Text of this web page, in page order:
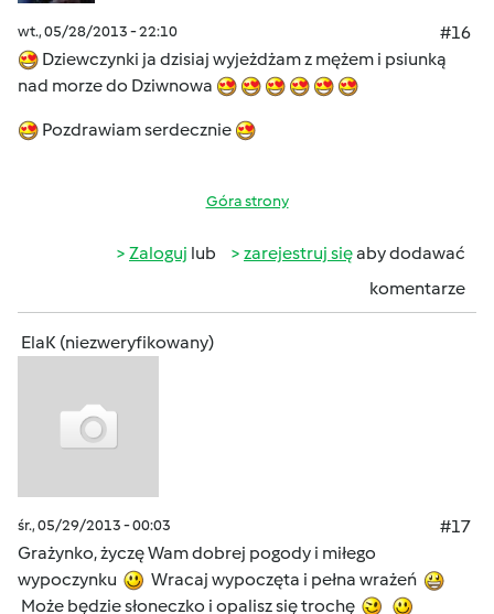
wt., 05/28/2013 - 22:10
#16
Dziewczynki ja dzisiaj wyjeżdżam z mężem i psiunką
nad morze do Dziwnowa
Pozdrawiam serdecznie
Góra strony
Zaloguj lub zarejestruj sięaby dodawać
komentarze
ElaK (niezweryfikowany)
śr., 05/29/2013 - 00:03
#17
Grażynko, życzę Wam dobrej pogody i miłego
wypoczynku
Wracaj wypoczęta i pełna wrażeń
Może będzie słoneczko i opalisz się trochę